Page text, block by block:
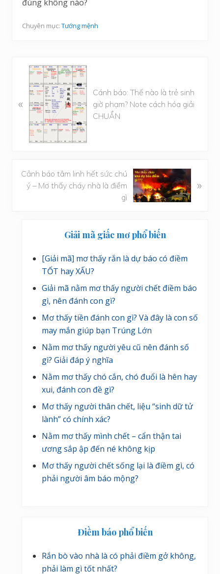
đúng không nào?
Chuyên mục: Tướng mệnh
v
ư
«
Cánh báo: Thế nào là trẻ sinh
giờ phạm? Note cách hóa giải
CHUẨN
B
Cảnh báo tâm linh hết sức chú
ý – Mơ thấy cháy nhà là điềm
gì
»
SidebarGiải mã giấc mơ phổ biến
[Giải mã] mơ thấy rắn là dự báo có điềm
TỐT hay XẤU?
Giải mã nằm mơ thấy người chết điềm báo
gì, nên đánh con gì?
Mơ thấy tiền đánh con gì? Và đây là con số
may mắn giúp bạn Trúng Lớn
Nằm mơ thấy người yêu cũ nên đánh số
gì? Giải đáp ý nghĩa
Nằm mơ thấy chó cắn, chó đuổi là hên hay
xui, đánh con đề gì?
Mơ thấy người thân chết, liệu “sinh dữ tử
lành” có chính xác?
Nằm mơ thấy mình chết – cẩn thận tai
ương sắp ập đến né không kịp
Mơ thấy người chết sống lại là điềm gì, có
phải người âm báo mộng?
Điềm báo phổ biến
Rắn bò vào nhà là có phải điềm gở không,
phải làm gì tốt nhất?